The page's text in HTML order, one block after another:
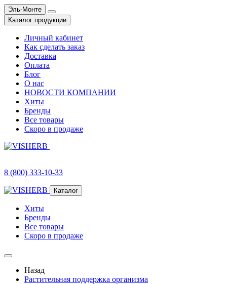
Эль-Монте
Каталог продукции
Личный кабинет
Как сделать заказ
Доставка
Оплата
Блог
О нас
НОВОСТИ КОМПАНИИ
Хиты
Бренды
Все товары
Скоро в продаже
8 (800) 333-10-33
Каталог
Хиты
Бренды
Все товары
Скоро в продаже
Назад
Растительная поддержка организма